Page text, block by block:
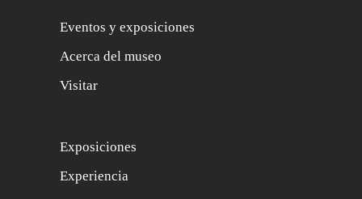
Eventos y exposiciones
Acerca del museo
Visitar
Exposiciones
Experiencia